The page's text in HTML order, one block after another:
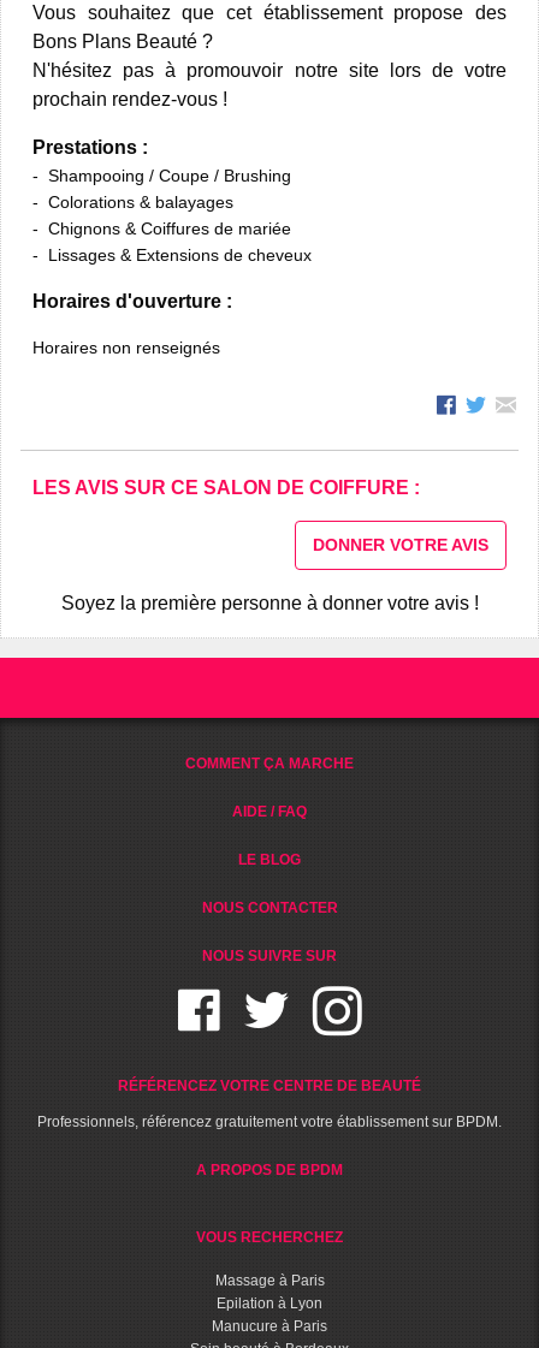
Vous souhaitez que cet établissement propose des
Bons Plans Beauté ?
N'hésitez pas à promouvoir notre site lors de votre
prochain rendez-vous !
Prestations :
Shampooing / Coupe / Brushing
Colorations & balayages
Chignons & Coiffures de mariée
Lissages & Extensions de cheveux
Horaires d'ouverture :
Horaires non renseignés
LES AVIS SUR CE SALON DE COIFFURE :
DONNER VOTRE AVIS
Soyez la première personne à donner votre avis !
COMMENT ÇA MARCHE
AIDE / FAQ
LE BLOG
NOUS CONTACTER
NOUS SUIVRE SUR
RÉFÉRENCEZ VOTRE CENTRE DE BEAUTÉ
Professionnels, référencez gratuitement votre établissement sur BPDM.
A PROPOS DE BPDM
VOUS RECHERCHEZ
Massage à Paris
Epilation à Lyon
Manucure à Paris